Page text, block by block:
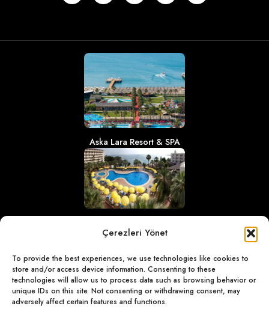
Çerezleri Yönet
To provide the best experiences, we use technologies like cookies to
store and/or access device information. Consenting to these
technologies will allow us to process data such as browsing behavior or
unique IDs on this site. Not consenting or withdrawing consent, may
adversely affect certain features and functions.
Aska Lara Resort & SPA